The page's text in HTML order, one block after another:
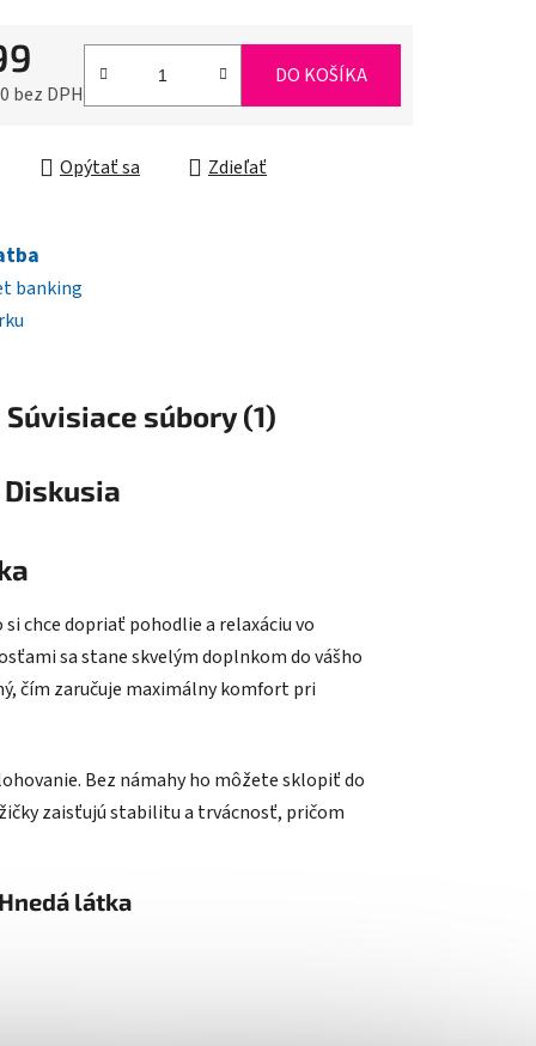
bez DPH
DO KOŠÍKA
Opýtať sa Zdieľať
banking
Súvisiace súbory (1)
Diskusia
chce dopriať pohodlie a relaxáciu vo
sa stane skvelým doplnkom do vášho
čím zaručuje maximálny komfort pri
Bez námahy ho môžete sklopiť do
zaisťujú stabilitu a trvácnosť, pričom
látka